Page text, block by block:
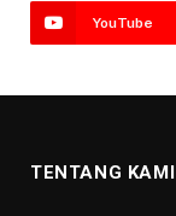
YouTube
TENTANG KAMI